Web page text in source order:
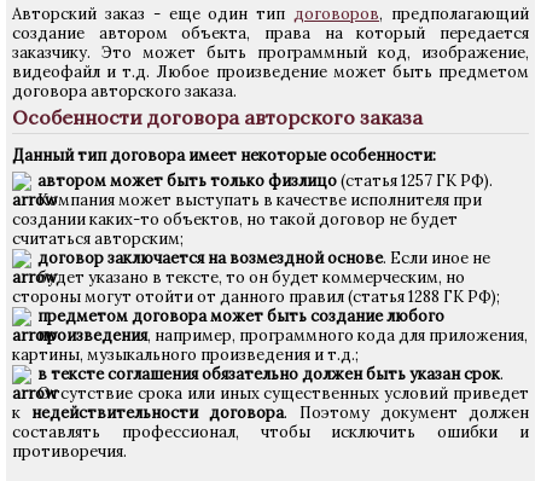
Авторский заказ - еще один типдоговоров, предполагающий
создание автором объекта, права на который передается
заказчику. Это может быть программный код, изображение,
видеофайл и т.д. Любое произведение может быть предметом
договора авторского заказа.
Особенности договора авторского заказа
Данный тип договора имеет некоторые особенности:
автором может быть только физлицо(статья 1257 ГК РФ).
Компания может выступать в качестве исполнителя при
создании каких-то объектов, но такой договор не будет
считаться авторским;
договор заключается на возмездной основе. Если иное не
будет указано в тексте, то он будет коммерческим, но
стороны могут отойти от данного правил (статья 1288 ГК РФ);
предметом договора может быть создание любого
произведения, например, программного кода для приложения,
картины, музыкального произведения и т.д.;
в тексте соглашения обязательно должен быть указан срок.
Отсутствие срока или иных существенных условий приведет
к недействительности договора. Поэтому документ должен
составлять профессионал, чтобы исключить ошибки и
противоречия.